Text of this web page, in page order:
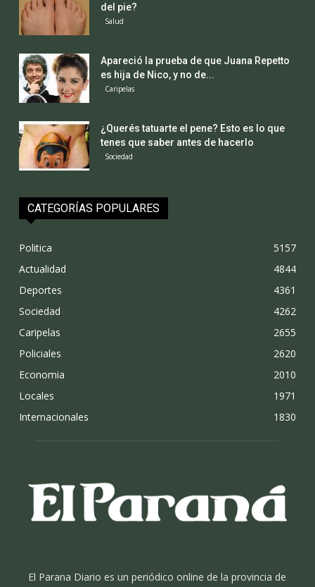
del pie?
Salud
Apareció la prueba de que Juana Repetto
es hija de Nico, y no de...
Caripelas
¿Querés tatuarte el pene? Esto es lo que
tenes que saber antes de hacerlo
Sociedad
CATEGORÍAS POPULARES
Politica
5157
Actualidad
4844
Deportes
4361
Sociedad
4262
Caripelas
2655
Policiales
2620
Economia
2010
Locales
1971
Internacionales
1830
El Parana Diario es un periódico online de la provincia de